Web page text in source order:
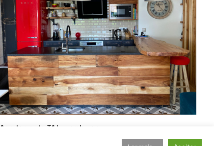
Apartamento T1 Luxemburgo